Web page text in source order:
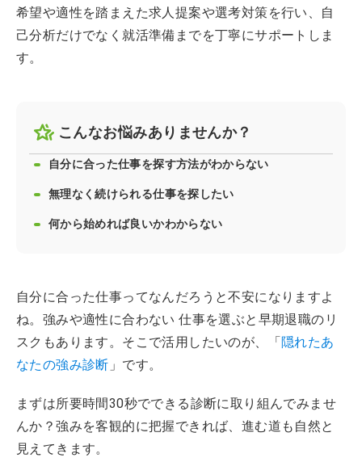
希望や適性を踏まえた求人提案や選考対策を行い、自
己分析だけでなく就活準備までを丁寧にサポートしま
す。
こんなお悩みありませんか？
自分に合った仕事を探す方法がわからない
無理なく続けられる仕事を探したい
何から始めれば良いかわからない
自分に合った仕事ってなんだろうと不安になりますよ
ね。強みや適性に合わない 仕事を選ぶと早期退職のリ
スクもあります。そこで活用したいのが、「隠れたあ
なたの強み診断 」です。
まずは所要時間30秒でできる診断に取り組んでみませ
んか？強みを客観的に把握できれば、進む道も自然と
見えてきます。